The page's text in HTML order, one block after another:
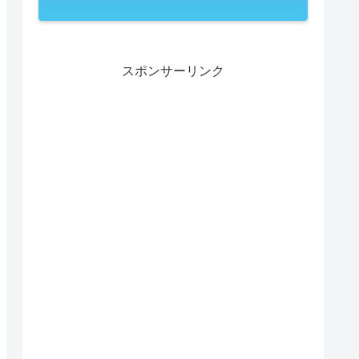
スポンサーリンク